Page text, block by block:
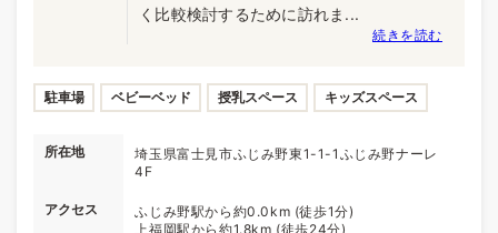
く比較検討するために訪れま...
続きを読む
駐車場 ベビーベッド 授乳スペース キッズスペース
所在地
埼玉県富士見市ふじみ野東1-1-1ふじみ野ナーレ
4F
アクセス
ふじみ野駅から約0.0km (徒歩1分)
上福岡駅から約1.8km (徒歩24分)